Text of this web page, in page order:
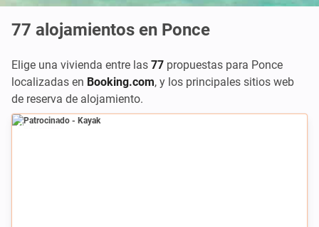
77 alojamientos en Ponce
Elige una vivienda entre las 77 propuestas para Ponce
localizadas en Booking.com, y los principales sitios web
de reserva de alojamiento.
Patrocinado